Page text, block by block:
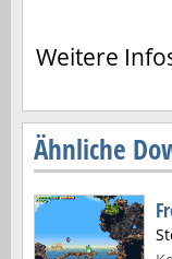
Weitere
Ähnliche